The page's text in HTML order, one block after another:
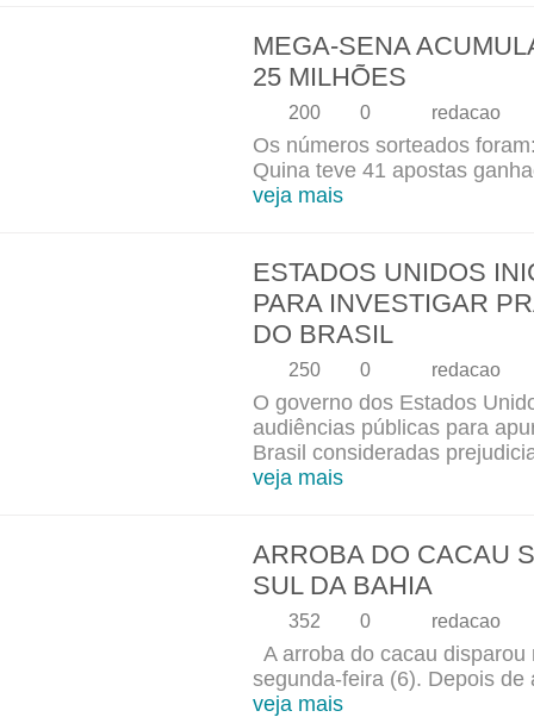
MEGA-SENA
25 MILHÕES
200 0 redacao
Os números sorteados
Quina teve 41 apostas
veja mais
ESTADOS UNIDOS
PARA INVESTIGAR
DO BRASIL
250 0 redacao
O governo dos Estados
audiências públicas para
Brasil consideradas
veja mais
ARROBA DO CACAU
SUL DA BAHIA
352 0 redacao
A arroba do cacau
segunda-feira (6). Depois
veja mais